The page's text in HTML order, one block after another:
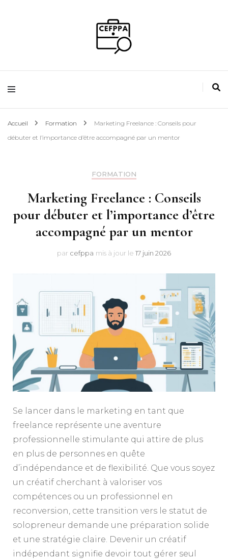
Magazine de
l'emploi
Accueil Formation
Marketing Freelance : Conseils pour
débuter et l’importance d’être accompagné par un mentor
FORMATION
Marketing Freelance : Conseils
pour débuter et l’importance d’être
accompagné par un mentor
par cefppa mis à jour le 17 juin 2026
Se lancer dans le marketing en tant que
freelance représente une aventure
professionnelle stimulante qui attire de plus
en plus de personnes en quête
d’indépendance et de flexibilité. Que vous soyez
un créatif cherchant à valoriser vos
compétences ou un professionnel en
reconversion, cette transition vers le statut de
solopreneur demande une préparation solide
et une stratégie claire. Devenir un créatif
indépendant signifie devoir tout gérer seul